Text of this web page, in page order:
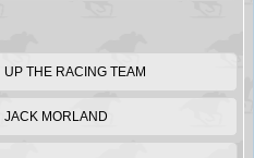
UP THE RACING TEAM
JACK MORLAND